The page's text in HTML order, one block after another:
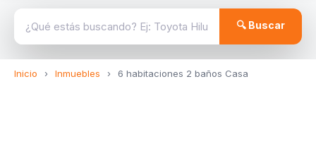
🔍 Buscar
Inicio › Inmuebles › 6 habitaciones 2 baños Casa